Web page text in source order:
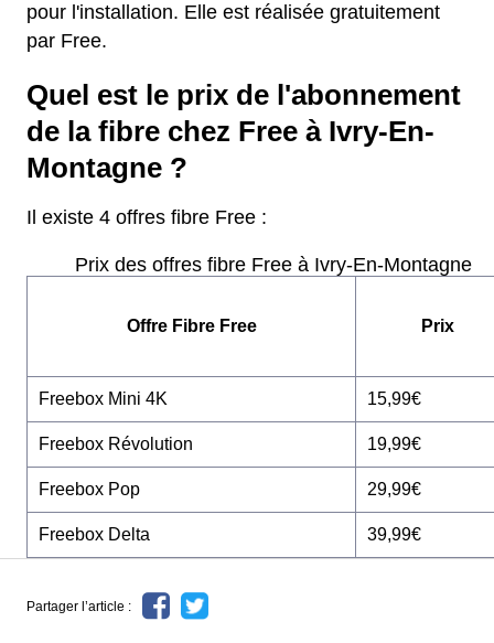
pour l'installation. Elle est réalisée gratuitement
par Free.
Quel est le prix de l'abonnement
de la fibre chez Free à Ivry-En-
Montagne ?
Il existe 4 offres fibre Free :
Prix des offres fibre Free à Ivry-En-Montagne
Offre Fibre Free Prix
Freebox Mini 4K 15,99€
Freebox Révolution 19,99€
Freebox Pop 29,99€
Freebox Delta 39,99€
Partager l’article :